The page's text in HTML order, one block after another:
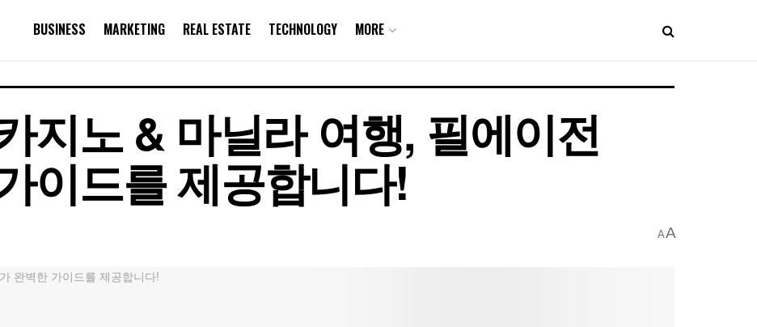
BUSINESS MARKETING REAL ESTATE TECHNOLOGY MORE
지노 & 마닐라 여행, 필에이전
이드를 제공합니다!
AA